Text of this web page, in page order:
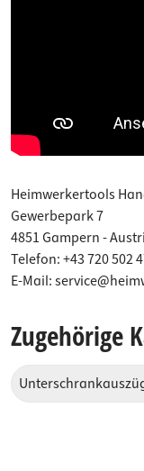
Heimwerkertools
Gewerbepark 7
4851 Gampern -
Telefon: +43 720 502
E-Mail:
Zugehörige